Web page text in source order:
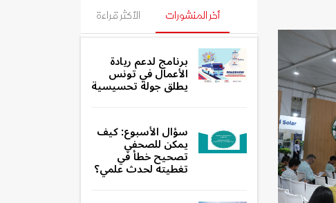
أخر المنشورات الأكثر قراءة
برنامج لدعم ريادة
الأعمال في تونس
يطلق جولة تحسيسية
سؤال الأسبوع: كيف
يمكن للصحفي
تصحيح خطأ في
تغطيته لحدث علمي؟